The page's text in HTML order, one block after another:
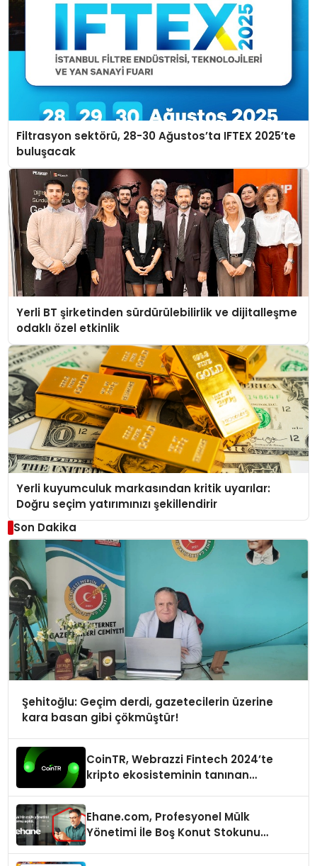
Filtrasyon sektörü, 28-30 Ağustos’ta IFTEX 2025’te
buluşacak
Yerli BT şirketinden sürdürülebilirlik ve dijitalleşme
odaklı özel etkinlik
Yerli kuyumculuk markasından kritik uyarılar:
Doğru seçim yatırımınızı şekillendirir
Son Dakika
Şehitoğlu: Geçim derdi, gazetecilerin üzerine
kara basan gibi çökmüştür!
CoinTR, Webrazzi Fintech 2024’te
kripto ekosisteminin tanınan
Ehane.com, Profesyonel Mülk
Yönetimi İle Boş Konut Stokunu